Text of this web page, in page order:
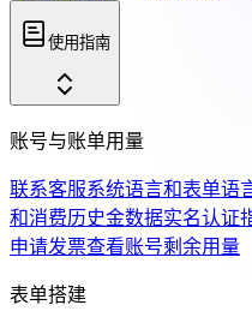
使用指南
账号与账单用量
联系客服系统语言和表单语
和消费历史金数据实名认证
申请发票查看账号剩余用量
表单搭建